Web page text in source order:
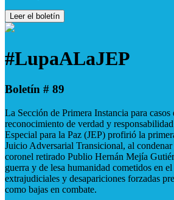
Leer el boletín
#LupaALaJEP
Boletín # 89
La Sección de Primera Instancia para casos
reconocimiento de verdad y
Especial para la Paz (JEP) profirió la
Juicio Adversarial Transicional, al
coronel retirado Publio Hernán Mejía
guerra y de lesa humanidad cometidos en
extrajudiciales y desapariciones forzadas
como bajas en combate.